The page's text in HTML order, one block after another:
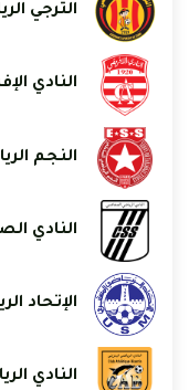
الترجي
النادي
النجم
النادي
الإتحاد
النادي